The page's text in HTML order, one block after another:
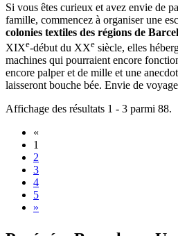
Si vous êtes curieux et avez envie de
famille, commencez à organiser une
colonies textiles des régions de
XIXe-début du XXe siècle, elles
machines qui pourraient encore
encore palper et de mille et une
laisseront bouche bée. Envie de
Affichage des résultats 1 - 3 parmi 88.
«
1
2
3
4
5
»